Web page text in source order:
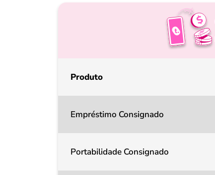
Produto
Empréstimo Consignado
Portabilidade Consignado